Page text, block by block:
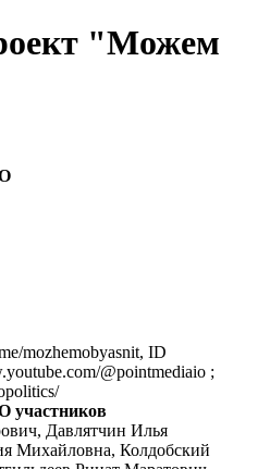
"Можем
mozhemobyasnit, ID
@pointmediaio ;
участников
Давлятчин Илья
Михайловна, Колдобский